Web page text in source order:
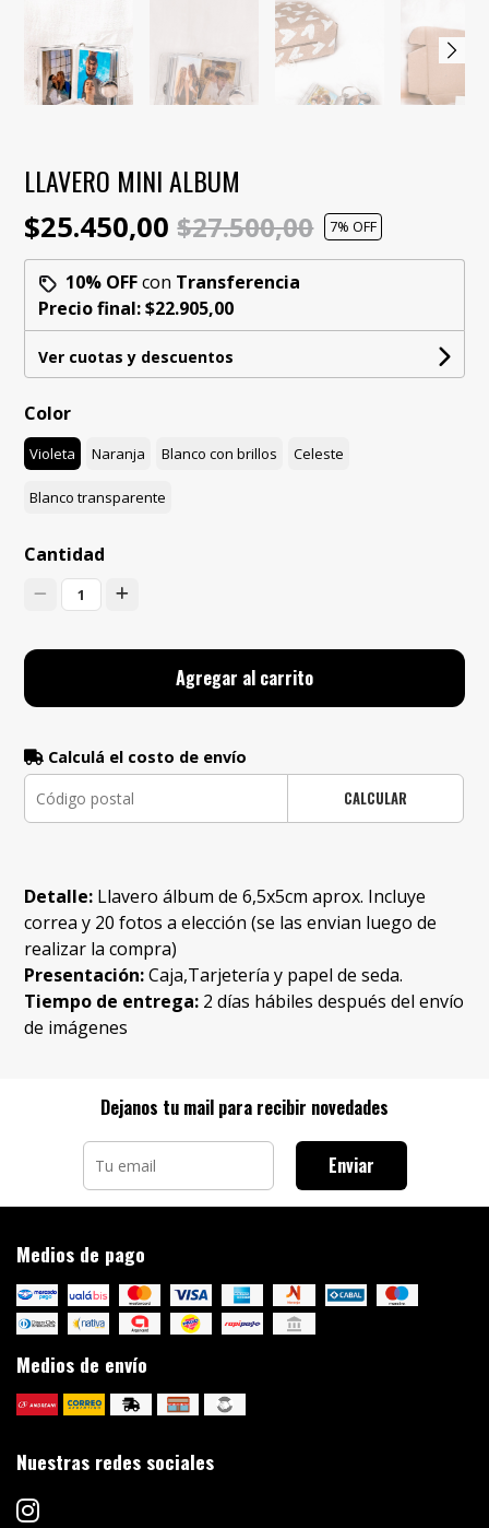
LLAVERO MINI ALBUM
$25.450,00$27.500,00 7% OFF
10% OFFcon Transferencia
Precio final:$22.905,00
Ver cuotas y descuentos
Color
Violeta Naranja Blanco con brillos Celeste
Blanco transparente
Cantidad
1
Agregar al carrito
Calculá el costo de envío
CALCULAR
Detalle: Llavero álbum de 6,5x5cm aprox. Incluye
correa y 20 fotos a elección (se las envian luego de
realizar la compra)
Presentación:Caja,Tarjetería y papel de seda.
Tiempo de entrega: 2 días hábiles después del envío
de imágenes
Dejanos tu mail para recibir novedades
Enviar
Medios de pago
Medios de envío
Nuestras redes sociales